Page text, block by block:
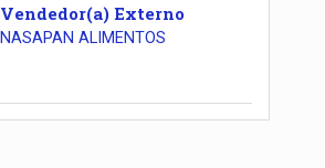
Vendedor(a) Externo
NASAPAN ALIMENTOS